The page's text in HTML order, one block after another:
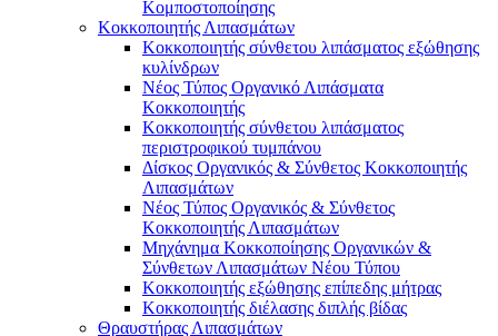
Κομποστοποίησης
Κοκκοποιητής Λιπασμάτων
Κοκκοποιητής σύνθετου λιπάσματος εξώθησης
κυλίνδρων
Νέος Τύπος Οργανικό Λιπάσματα
Κοκκοποιητής
Κοκκοποιητής σύνθετου λιπάσματος
περιστροφικού τυμπάνου
Δίσκος Οργανικός & Σύνθετος Κοκκοποιητής
Λιπασμάτων
Νέος Τύπος Οργανικός & Σύνθετος
Κοκκοποιητής Λιπασμάτων
Μηχάνημα Κοκκοποίησης Οργανικών &
Σύνθετων Λιπασμάτων Νέου Τύπου
Κοκκοποιητής εξώθησης επίπεδης μήτρας
Κοκκοποιητής διέλασης διπλής βίδας
Θραυστήρας Λιπασμάτων